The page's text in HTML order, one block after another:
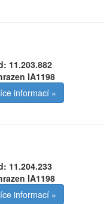
11.203.882
IA1198
informací »
11.204.233
IA1198
informací »